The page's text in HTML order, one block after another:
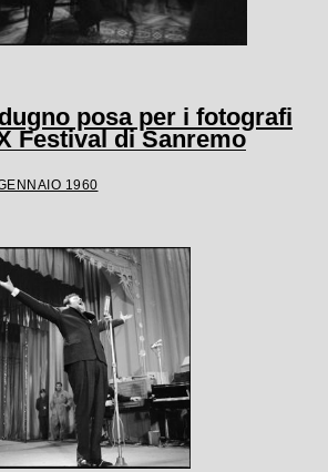
posa per i fotografi
Festival di Sanremo
1960